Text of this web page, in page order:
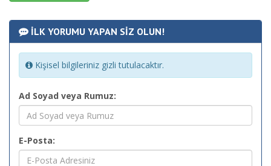
İLK YORUMU YAPAN SİZ OLUN!
Kişisel bilgileriniz gizli tutulacaktır.
Ad Soyad veya Rumuz:
E-Posta: